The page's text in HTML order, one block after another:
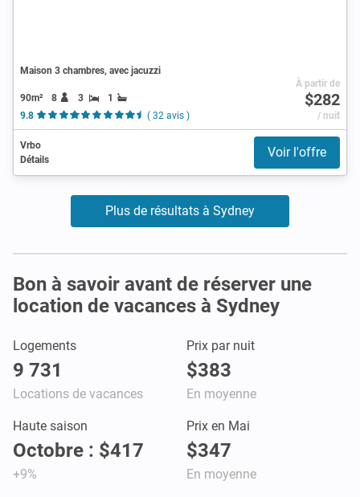
Maison 3 chambres, avec jacuzzi
90m² 8 3
1
9.8
( 32 avis )
À partir de
$282
/ nuit
Vrbo
Détails
Voir l'offre
Plus de résultats à Sydney
Bon à savoir avant de réserver une
location de vacances à Sydney
Logements
9 731
Locations de vacances
Prix par nuit
$383
En moyenne
Haute saison
Octobre : $417
+9%
Prix en Mai
$347
En moyenne